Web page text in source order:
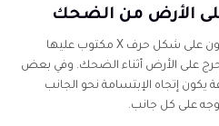
يظهر رمز تعبيري للوجه الأصفر بعيون على شكل حرف X مكتوب عليها
على الأرض أثناء الضحك. وفي بعض
يكون إتجاه الإبتسامة نحو الجانب
على كل جانب.